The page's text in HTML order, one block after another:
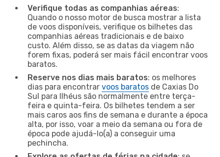
Verifique todas as companhias aéreas:
Quando o nosso motor de busca mostrar a lista
de voos disponíveis, verifique os bilhetes das
companhias aéreas tradicionais e de baixo
custo. Além disso, se as datas da viagem não
forem fixas, poderá ser mais fácil encontrar voos
baratos.
Reserve nos dias mais baratos: os melhores
dias para encontrar voos baratos de Caxias Do
Sul para Ilhéus são normalmente entre terça-
feira e quinta-feira. Os bilhetes tendem a ser
mais caros aos fins de semana e durante a época
alta, por isso, voar a meio da semana ou fora de
época pode ajudá-lo(a) a conseguir uma
pechincha.